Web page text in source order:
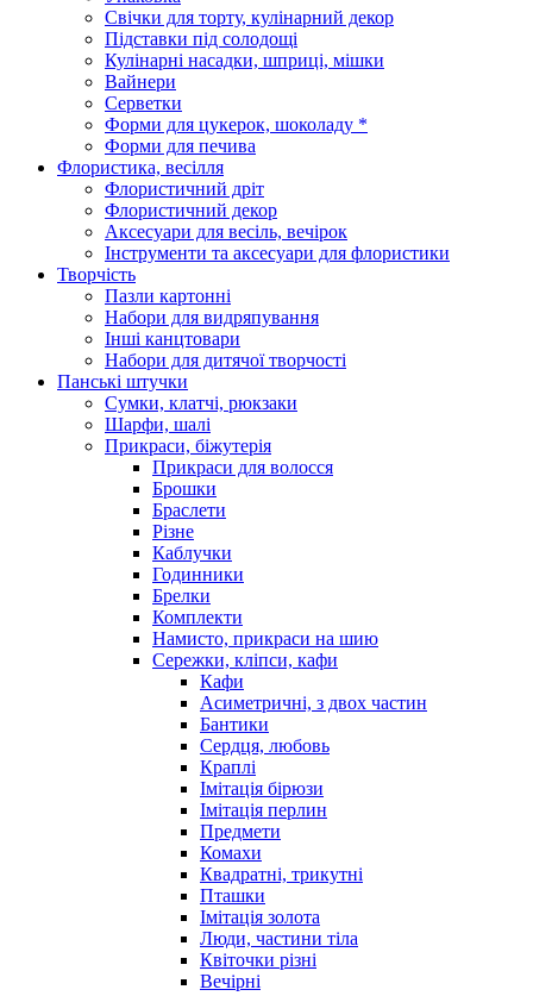
Свічки для торту, кулінарний декор
Підставки під солодощі
Кулінарні насадки, шприці, мішки
Вайнери
Серветки
Форми для цукерок, шоколаду *
Форми для печива
Флористика, весілля
Флористичний дріт
Флористичний декор
Аксесуари для весіль, вечірок
Інструменти та аксесуари для флористики
Творчість
Пазли картонні
Набори для видряпування
Інші канцтовари
Набори для дитячої творчості
Панські штучки
Сумки, клатчі, рюкзаки
Шарфи, шалі
Прикраси, біжутерія
Прикраси для волосся
Брошки
Браслети
Різне
Каблучки
Годинники
Брелки
Комплекти
Намисто, прикраси на шию
Сережки, кліпси, кафи
Кафи
Асиметричні, з двох частин
Бантики
Сердця, любовь
Краплі
Імітація бірюзи
Імітація перлин
Предмети
Комахи
Квадратні, трикутні
Пташки
Імітація золота
Люди, частини тіла
Квіточки різні
Вечірні